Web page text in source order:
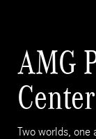
AMG
Center
Two worlds, one